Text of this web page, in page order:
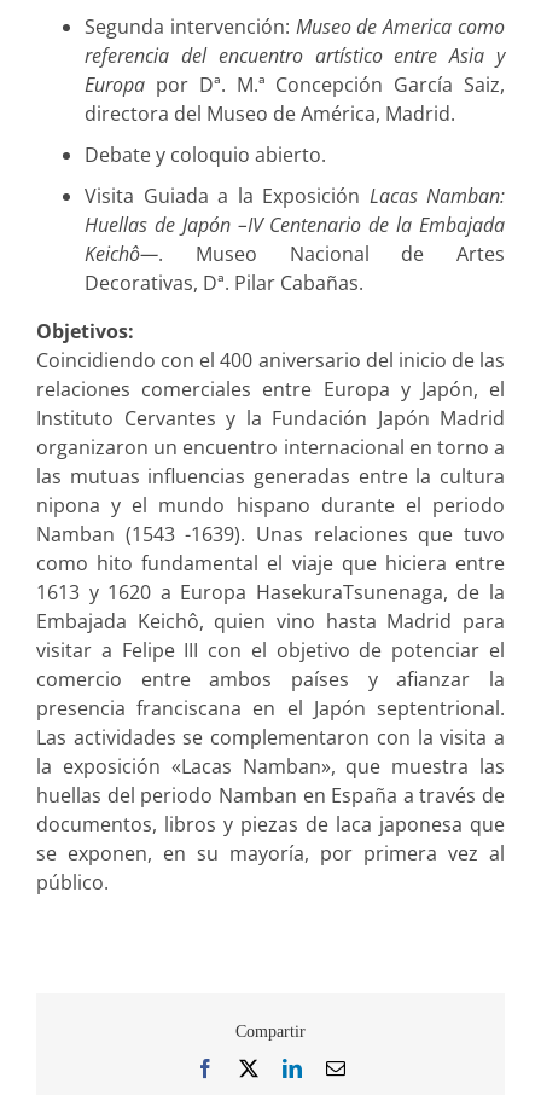
Segunda intervención: Museo de America como
referencia del encuentro artístico entre Asia y
Europa por Dª. M.ª Concepción García Saiz,
directora del Museo de América, Madrid.
Debate y coloquio abierto.
Visita Guiada a la Exposición Lacas Namban:
Huellas de Japón –IV Centenario de la Embajada
Keichô—. Museo Nacional de Artes
Decorativas, Dª. Pilar Cabañas.
Objetivos:
Coincidiendo con el 400 aniversario del inicio de las
relaciones comerciales entre Europa y Japón, el
Instituto Cervantes y la Fundación Japón Madrid
organizaron un encuentro internacional en torno a
las mutuas influencias generadas entre la cultura
nipona y el mundo hispano durante el periodo
Namban (1543 -1639). Unas relaciones que tuvo
como hito fundamental el viaje que hiciera entre
1613 y 1620 a Europa HasekuraTsunenaga, de la
Embajada Keichô, quien vino hasta Madrid para
visitar a Felipe III con el objetivo de potenciar el
comercio entre ambos países y afianzar la
presencia franciscana en el Japón septentrional.
Las actividades se complementaron con la visita a
la exposición «Lacas Namban», que muestra las
huellas del periodo Namban en España a través de
documentos, libros y piezas de laca japonesa que
se exponen, en su mayoría, por primera vez al
público.
Compartir
Facebook LinkedInCorreo